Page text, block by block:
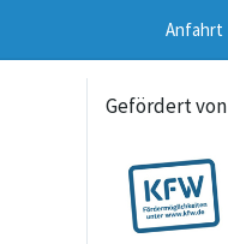
Anfahrt
Gefördert von